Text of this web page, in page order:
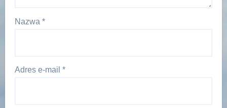
Nazwa *
Adres e-mail *